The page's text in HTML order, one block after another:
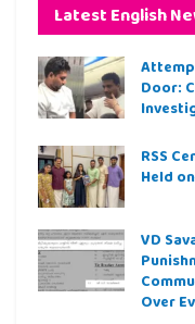
Latest English
Door:
RSS
Held
VD
Over